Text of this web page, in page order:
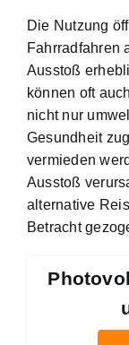
Die Nutzung
Fahrradfahren
Ausstoß
können oft
nicht nur
Gesundheit
vermieden
Ausstoß
alternative
Betracht